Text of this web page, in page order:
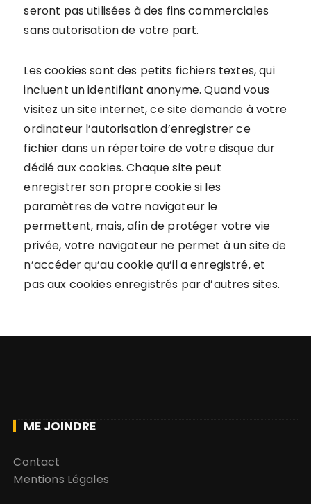
seront pas utilisées à des fins commerciales
sans autorisation de votre part.
Les cookies sont des petits fichiers textes, qui
incluent un identifiant anonyme. Quand vous
visitez un site internet, ce site demande à votre
ordinateur l’autorisation d’enregistrer ce
fichier dans un répertoire de votre disque dur
dédié aux cookies. Chaque site peut
enregistrer son propre cookie si les
paramètres de votre navigateur le
permettent, mais, afin de protéger votre vie
privée, votre navigateur ne permet à un site de
n’accéder qu’au cookie qu’il a enregistré, et
pas aux cookies enregistrés par d’autres sites.
ME JOINDRE
Contact
Mentions Légales